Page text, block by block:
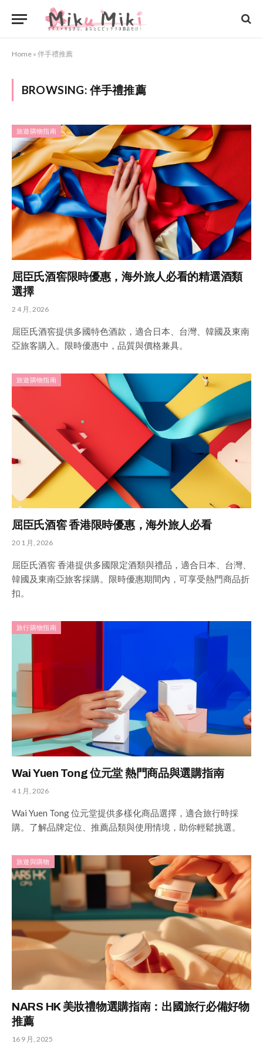
Home » 伴手禮推薦
BROWSING: 伴手禮推薦
旅遊購物指南
屈臣氏酒窖限時優惠，海外旅人必看的精選酒類
選擇
2 4 月, 2026
屈臣氏酒窖提供多國特色酒款，適合日本、台灣、韓國及東南
亞旅客購入。限時優惠中，品質與價格兼具。
旅遊購物指南
屈臣氏酒窖 香港限時優惠，海外旅人必看
20 1 月, 2026
屈臣氏酒窖 香港提供多國限定酒類與禮品，適合日本、台灣、
韓國及東南亞旅客採購。限時優惠期間內，可享受熱門商品折
扣。
旅行購物指南
Wai Yuen Tong 位元堂 熱門商品與選購指南
4 1 月, 2026
Wai Yuen Tong 位元堂提供多樣化商品選擇，適合旅行時採
購。了解品牌定位、推薦品類與使用情境，助你輕鬆挑選。
旅遊與購物
NARS HK 美妝禮物選購指南：出國旅行必備好物
推薦
16 9 月, 2025